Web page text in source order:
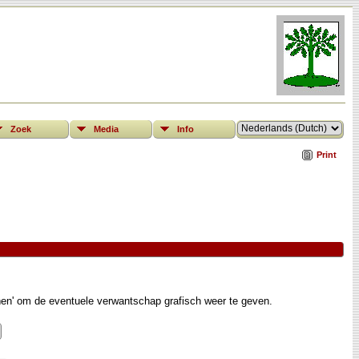
Zoek Media Info
Print
om de eventuele verwantschap grafisch weer te geven.